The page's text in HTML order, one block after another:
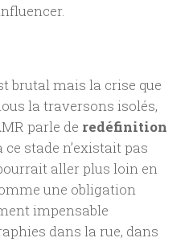
brutal mais la crise que
la traversons isolés,
parle de redéfinition
stade n’existait pas
aller plus loin en
une obligation
impensable
dans la rue, dans